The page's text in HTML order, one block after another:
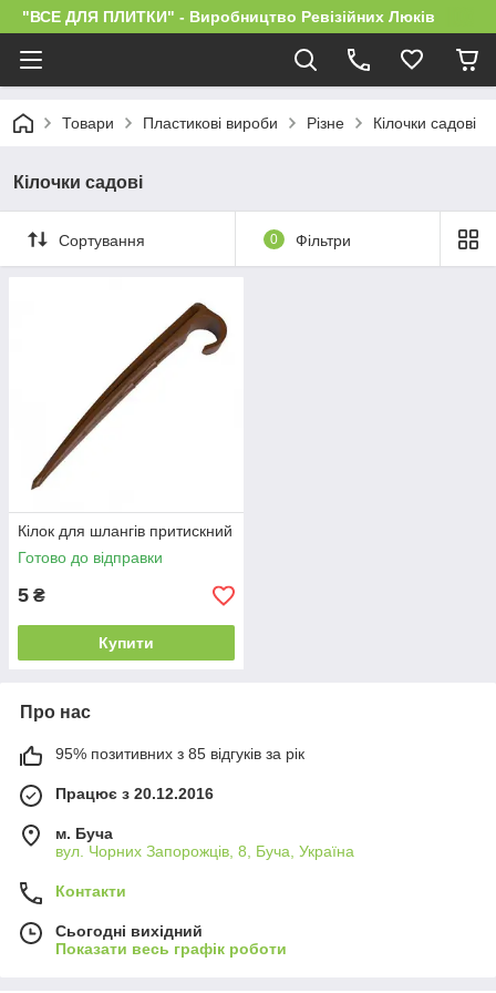
"ВСЕ ДЛЯ ПЛИТКИ" - Виробництво Ревізійних Люків
Товари Пластикові вироби Різне Кілочки садові
Кілочки садові
Сортування 0 Фільтри
Кілок для шлангів притискний
Готово до відправки
5 ₴
Купити
Про нас
95% позитивних з 85 відгуків за рік
Працює з 20.12.2016
м. Буча
вул. Чорних Запорожців, 8, Буча, Україна
Контакти
Сьогодні вихідний
Показати весь графік роботи